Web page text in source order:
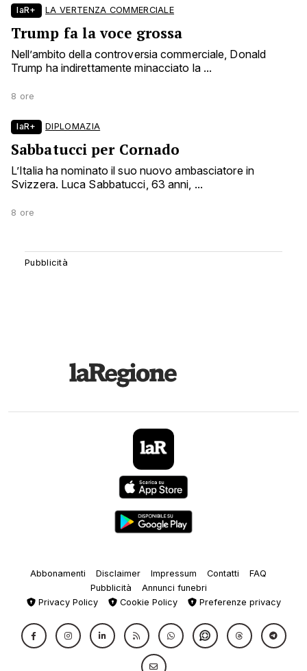
laR+ LA VERTENZA COMMERCIALE
Trump fa la voce grossa
Nell’ambito della controversia commerciale, Donald
Trump ha indirettamente minacciato la ...
8 ore
laR+ DIPLOMAZIA
Sabbatucci per Cornado
L’Italia ha nominato il suo nuovo ambasciatore in
Svizzera. Luca Sabbatucci, 63 anni, ...
8 ore
Abbonamenti Disclaimer Impressum Contatti
FAQ
Pubblicità
Annunci funebri
Privacy Policy
Cookie Policy Preferenze privacy